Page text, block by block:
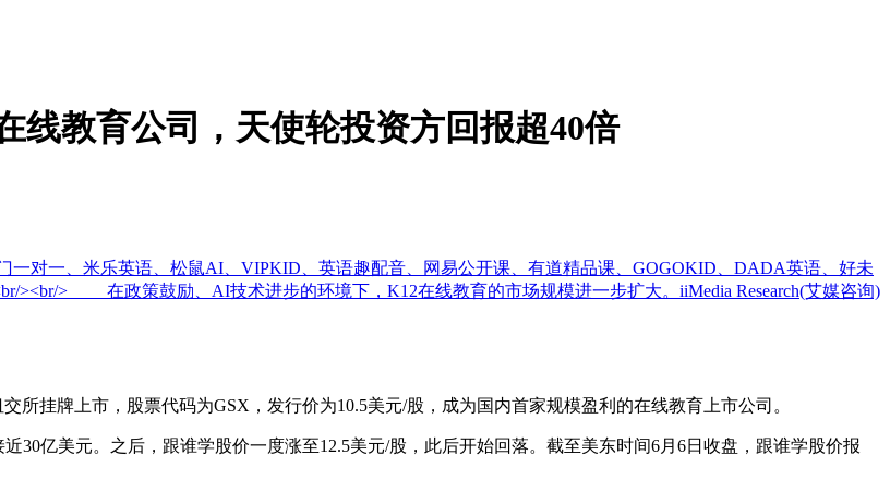
线教育公司，天使轮投资方回报超40倍
对一、米乐英语、松鼠AI、VIPKID、英语趣配音、网易公开课、有道精品课、GOGOKID、DADA英语、好未
><br/> 在政策鼓励、AI技术进步的环境下，K12在线教育的市场规模进一步扩大。iiMedia Research(艾媒咨询)
挂牌上市，股票代码为GSX，发行价为10.5美元/股，成为国内首家规模盈利的在线教育上市公司。
亿美元。之后，跟谁学股价一度涨至12.5美元/股，此后开始回落。截至美东时间6月6日收盘，跟谁学股价报